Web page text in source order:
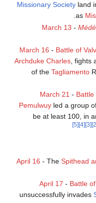
Missionary Societyland
as
March 13 -
March 16 - Battle of
Archduke Charles, fights
of the Tagliamento
March 21 -
Pemulwuyled a group
be at least 100, in
[3]
[4]
[5]
April 16 - The Spithead
April 17 - Battle
unsuccessfully invades